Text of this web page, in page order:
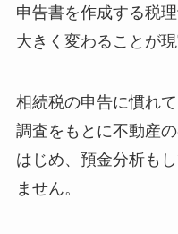
申告書を作成する税
大きく変わることが現
相続税の申告に慣れ
調査をもとに不動産
はじめ、預金分析も
ません。